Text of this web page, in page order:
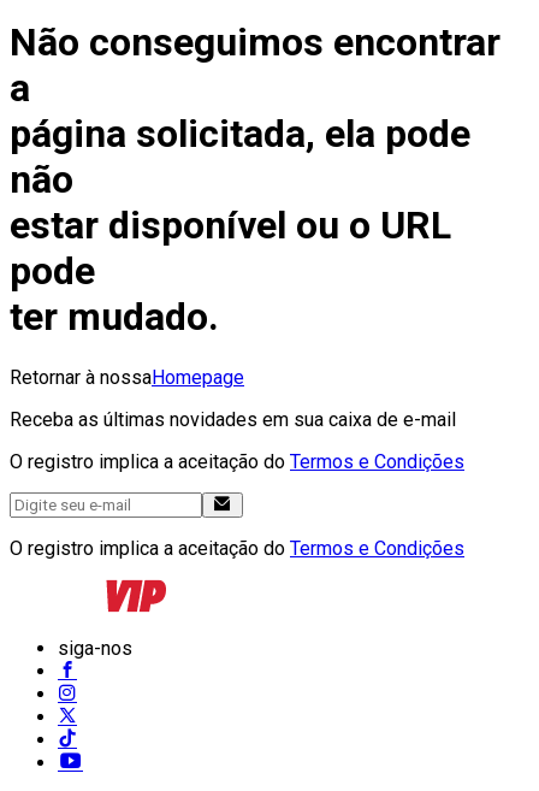
Não conseguimos encontrar
a
página solicitada, ela pode
não
estar disponível ou o URL
pode
ter mudado.
Retornar à nossaHomepage
Receba as últimas novidades em sua caixa de e-mail
O registro implica a aceitação do Termos e Condições
O registro implica a aceitação do Termos e Condições
siga-nos